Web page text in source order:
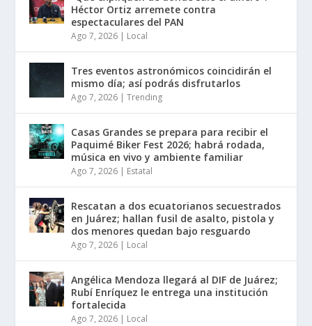
Héctor Ortiz arremete contra
espectaculares del PAN
Ago 7, 2026 | Local
Tres eventos astronómicos coincidirán el
mismo día; así podrás disfrutarlos
Ago 7, 2026 |Trending
Casas Grandes se prepara para recibir el
Paquimé Biker Fest 2026; habrá rodada,
música en vivo y ambiente familiar
Ago 7, 2026 | Estatal
Rescatan a dos ecuatorianos secuestrados
en Juárez; hallan fusil de asalto, pistola y
dos menores quedan bajo resguardo
Ago 7, 2026 | Local
Angélica Mendoza llegará al DIF de Juárez;
Rubí Enríquez le entrega una institución
fortalecida
Ago 7, 2026 | Local